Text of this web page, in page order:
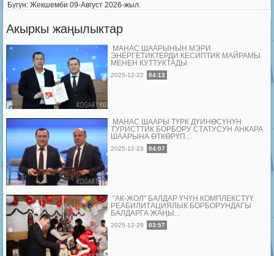
Бүгүн: Жекшемби 09-Август 2026-жыл.
Акыркы жаңылыктар
МАНАС ШААРЫНЫН МЭРИ
ЭНЕРГЕТИКТЕРДИ КЕСИПТИК МАЙРАМЫ
МЕНЕН КУТТУКТАДЫ
2025-12-22 04:13
МАНАС ШААРЫ ТҮРК ДҮЙНӨСҮНҮН
ТУРИСТТИК БОРБОРУ СТАТУСУН АНКАРА
ШААРЫНА ӨТКӨРҮП...
2025-12-23 04:07
"АК-ЖОЛ" БАЛДАР ҮЧҮН КОМПЛЕКСТҮҮ
РЕАБИЛИТАЦИЯЛЫК БОРБОРУНДАГЫ
БАЛДАРГА ЖАҢЫ...
2025-12-29 03:57